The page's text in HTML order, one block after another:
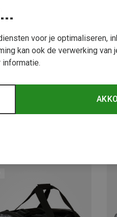
voor je optimaliseren,
kan ook de verwerking van
informatie.